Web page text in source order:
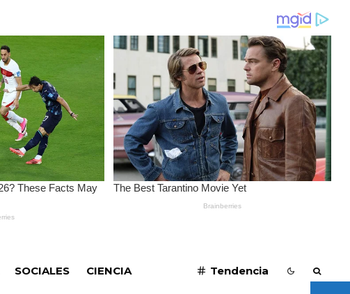
SOCIALES CIENCIA Tendencia